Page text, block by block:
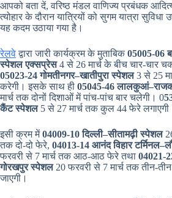
आपको बता दें, वरिष्ठ मंडल वाणिज्य प्रबंधक
त्योहार के दौरान यात्रियों को सुगम यात्रा
यह कदम उठाया गया है।
रेलवेद्वारा जारी कार्यक्रम के मुताबिक 05005-06
स्पेशल एक्सप्रेस4 से 26 मार्च के बीच चार-चार
05023-24 गोमतीनगर–खातीपुरा स्पेशल3 से 25
करेगी। इसके साथ ही 05045-46
मार्च तक दोनों दिशाओं में पांच-पांच बार चलेगी। 0
कैंट स्पेशल5 से 27 मार्च तक कुल 44 फेरे
इसी क्रम में04009-10 दिल्ली–सीतामढ़ी स्पेशल
तक दो-दो फेरे, 04013-14 आनंद विहार
फरवरी से 7 मार्च तक आठ-आठ फेरे तथा 04021-
गोरखपुर स्पेशल 20 फरवरी से 7 मार्च तक तीन-
जाएगी।